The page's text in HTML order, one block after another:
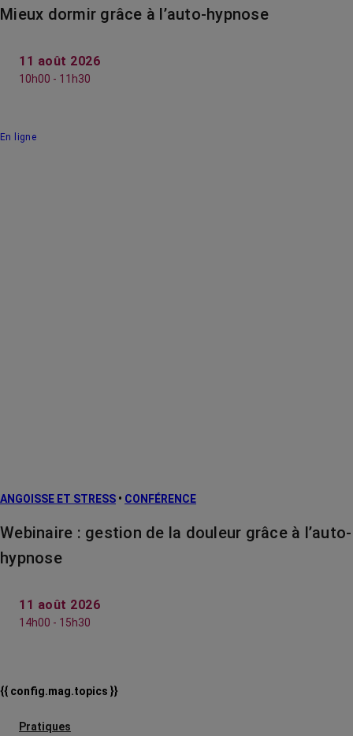
Mieux dormir grâce à l’auto-hypnose
11 août 2026
10h00 - 11h30
En ligne
ANGOISSE ET STRESS • CONFÉRENCE
Webinaire : gestion de la douleur grâce à l’auto-
hypnose
11 août 2026
14h00 - 15h30
{{ config.mag.topics }}
Pratiques